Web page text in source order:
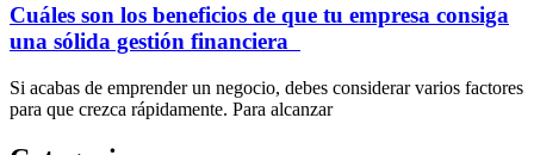
Cuáles son los beneficios de que tu empresa consiga
una sólida gestión financiera
Si acabas de emprender un negocio, debes considerar varios factores
para que crezca rápidamente. Para alcanzar